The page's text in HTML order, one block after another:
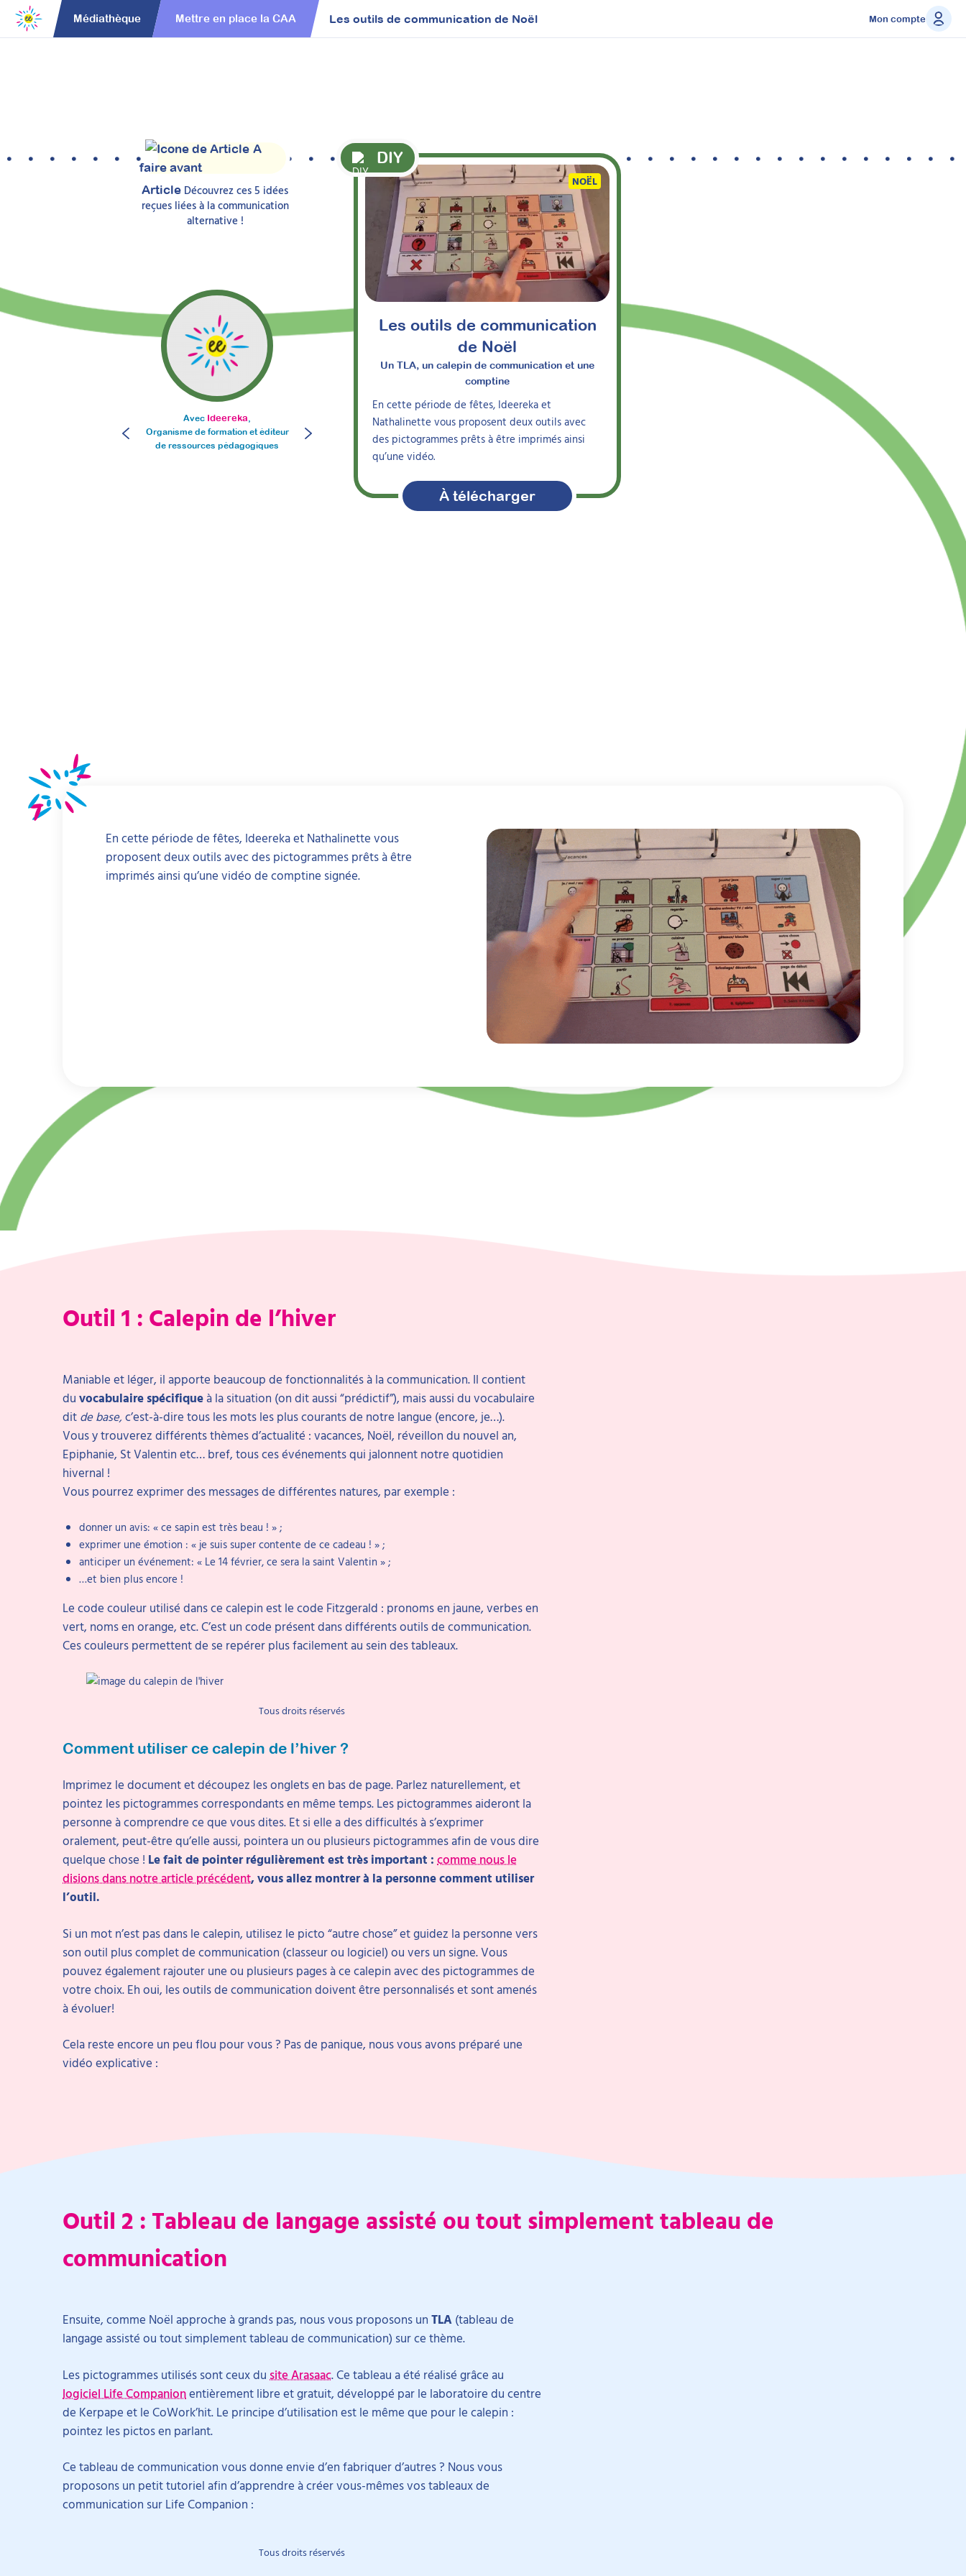
Médiathèque Mettre en place la CAA Les outils de communication de Noël Mon compte
A
faire avant
Article Découvrez ces 5 idées
reçues liées à la communication
alternative !
DIY
NOËL
Les outils de communication
de Noël
Un TLA, un calepin de communication et une
comptine
En cette période de fêtes, Ideereka et
Nathalinette vous proposent deux outils avec
des pictogrammes prêts à être imprimés ainsi
qu’une vidéo.
À télécharger
Avec Ideereka,
Organisme de formation et éditeur
de ressources pédagogiques
Nathalie Ritter,
Orthophoniste, autrice et créatrice
d’outils pédagogiques
AvecLine Perrin,
CAAPratik
En cette période de fêtes, Ideereka et Nathalinette vous
proposent deux outils avec des pictogrammes prêts à être
imprimés ainsi qu’une vidéo de comptine signée.
Outil 1 : Calepin de l’hiver
Maniable et léger, il apporte beaucoup de fonctionnalités à la communication. Il contient
du vocabulaire spécifiqueà la situation (on dit aussi “prédictif”), mais aussi du vocabulaire
dit de base,c’est-à-dire tous les mots les plus courants de notre langue (encore, je…).
Vous y trouverez différents thèmes d’actualité : vacances, Noël, réveillon du nouvel an,
Epiphanie, St Valentin etc… bref, tous ces événements qui jalonnent notre quotidien
hivernal !
Vous pourrez exprimer des messages de différentes natures, par exemple :
donner un avis: « ce sapin est très beau ! » ;
exprimer une émotion : « je suis super contente de ce cadeau ! » ;
anticiper un événement: « Le 14 février, ce sera la saint Valentin » ;
…et bien plus encore !
Le code couleur utilisé dans ce calepin est le code Fitzgerald : pronoms en jaune, verbes en
vert, noms en orange, etc. C’est un code présent dans différents outils de communication.
Ces couleurs permettent de se repérer plus facilement au sein des tableaux.
Tous droits réservés
Comment utiliser ce calepin de l’hiver ?
Imprimez le document et découpez les onglets en bas de page. Parlez naturellement, et
pointez les pictogrammes correspondants en même temps. Les pictogrammes aideront la
personne à comprendre ce que vous dites. Et si elle a des difficultés à s’exprimer
oralement, peut-être qu’elle aussi, pointera un ou plusieurs pictogrammes afin de vous dire
quelque chose ! Le fait de pointer régulièrement est très important : comme nous le
disions dans notre article précédent, vous allez montrer à la personne comment utiliser
l’outil.
Si un mot n’est pas dans le calepin, utilisez le picto “autre chose” et guidez la personne vers
son outil plus complet de communication (classeur ou logiciel) ou vers un signe. Vous
pouvez également rajouter une ou plusieurs pages à ce calepin avec des pictogrammes de
votre choix. Eh oui, les outils de communication doivent être personnalisés et sont amenés
à évoluer!
Cela reste encore un peu flou pour vous ? Pas de panique, nous vous avons préparé une
vidéo explicative :
Outil 2 : Tableau de langage assisté ou tout simplement tableau de
communication
Ensuite, comme Noël approche à grands pas, nous vous proposons un TLA (tableau de
langage assisté ou tout simplement tableau de communication) sur ce thème.
Les pictogrammes utilisés sont ceux du site Arasaac. Ce tableau a été réalisé grâce au
logiciel Life Companionentièrement libre et gratuit, développé par le laboratoire du centre
de Kerpape et le CoWork’hit. Le principe d’utilisation est le même que pour le calepin :
pointez les pictos en parlant.
Ce tableau de communication vous donne envie d’en fabriquer d’autres ? Nous vous
proposons un petit tutoriel afin d’apprendre à créer vous-mêmes vos tableaux de
communication sur Life Companion :
Tous droits réservés